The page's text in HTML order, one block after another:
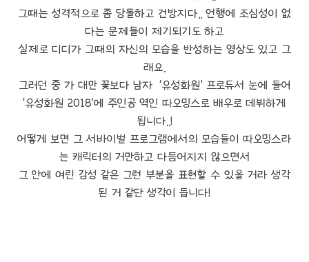
그때는 성격적으로 좀 당돌하고 건방지다.. 언행에 조심성이 없
다는 문제들이 제기되기도 하고
실제로 디디가 그때의 자신의 모습을 반성하는 영상도 있고 그
래요.
그러던 중 가 대만 꽃보다 남자 ‘유성화원’ 프로듀서 눈에 들어
‘유성화원 2018’에 주인공 역인 따오밍스로 배우로 데뷔하게
됩니다..!
어떻게 보면 그 서바이벌 프로그램에서의 모습들이 따오밍스라
는 캐릭터의 거만하고 다듬어지지 않으면서
그 안에 여린 감성 같은 그런 부분을 표현할 수 있을 거라 생각
된 거 같단 생각이 듭니다!